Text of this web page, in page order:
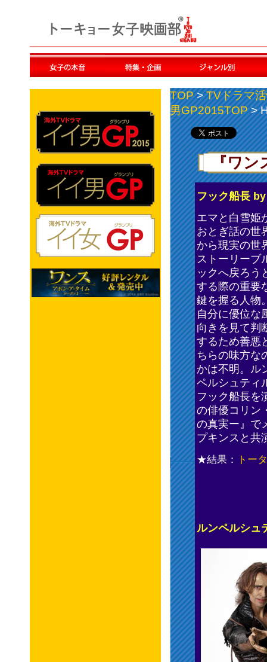
TOP>TVドラマ
男GP2015TOP>
『ワ
フック船長
エマと白雪姫
おとぎ話の世
から現実の世
ストーリーブ
ックへ戻ろう
する際の重要
鍵を握る人物
自分に優位な
向きを見て判
するため善悪
ちらの味方な
かは不明。ル
ペルシュティ
フック船長を
の俳優コリン
の真実ー』で
プキンスと共
★結果： トー
ルンペルシュ